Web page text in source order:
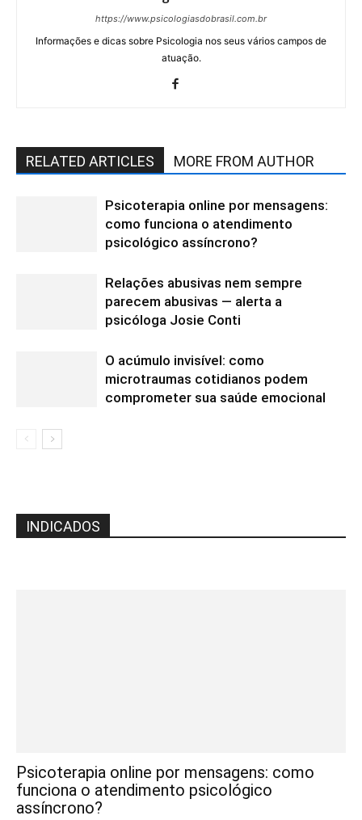
https://www.psicologiasdobrasil.com.br
Informações e dicas sobre Psicologia nos seus vários campos de
atuação.
RELATED ARTICLES MORE FROM AUTHOR
Psicoterapia online por mensagens:
como funciona o atendimento
psicológico assíncrono?
Relações abusivas nem sempre
parecem abusivas — alerta a
psicóloga Josie Conti
O acúmulo invisível: como
microtraumas cotidianos podem
comprometer sua saúde emocional
INDICADOS
Psicoterapia online por mensagens: como
funciona o atendimento psicológico
assíncrono?